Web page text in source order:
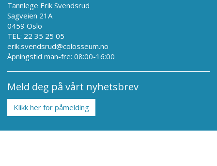
Tannlege Erik Svendsrud
Sagveien 21A
0459 Oslo
TEL: 22 35 25 05
erik.svendsrud@colosseum.no
Åpningstid man-fre: 08:00-16:00
Meld deg på vårt nyhetsbrev
Klikk her for påmelding